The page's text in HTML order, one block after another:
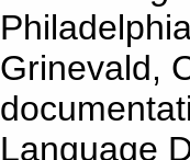
Grinevald,
Language